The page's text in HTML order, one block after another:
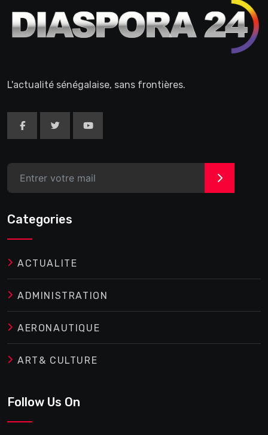
L'actualité sénégalaise, sans frontières.
>
Categories
ACTUALITE
ADMINISTRATION
AERONAUTIQUE
ART& CULTURE
Follow Us On